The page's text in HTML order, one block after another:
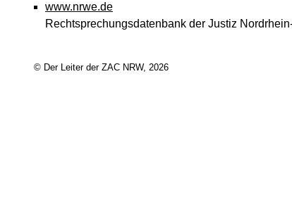
www.nrwe.de
Rechtsprechungsdatenbank der Justiz
© Der Leiter der ZAC NRW, 2026